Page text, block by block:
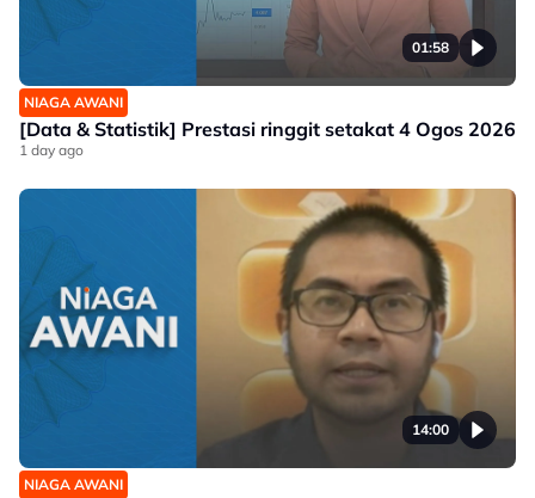
01:58
NIAGA AWANI
[Data & Statistik] Prestasi ringgit setakat 4 Ogos 2026
1 day ago
14:00
NIAGA AWANI